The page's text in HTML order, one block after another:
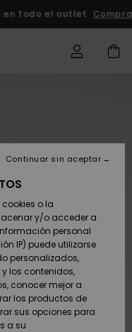
todo el outlet Comprar
o la
y/o acceder a
personal
IP) puede utilizarse
personalizados,
los contenidos,
conocer mejor a
los productos de
sus opciones para
a su
Continuar sin aceptar